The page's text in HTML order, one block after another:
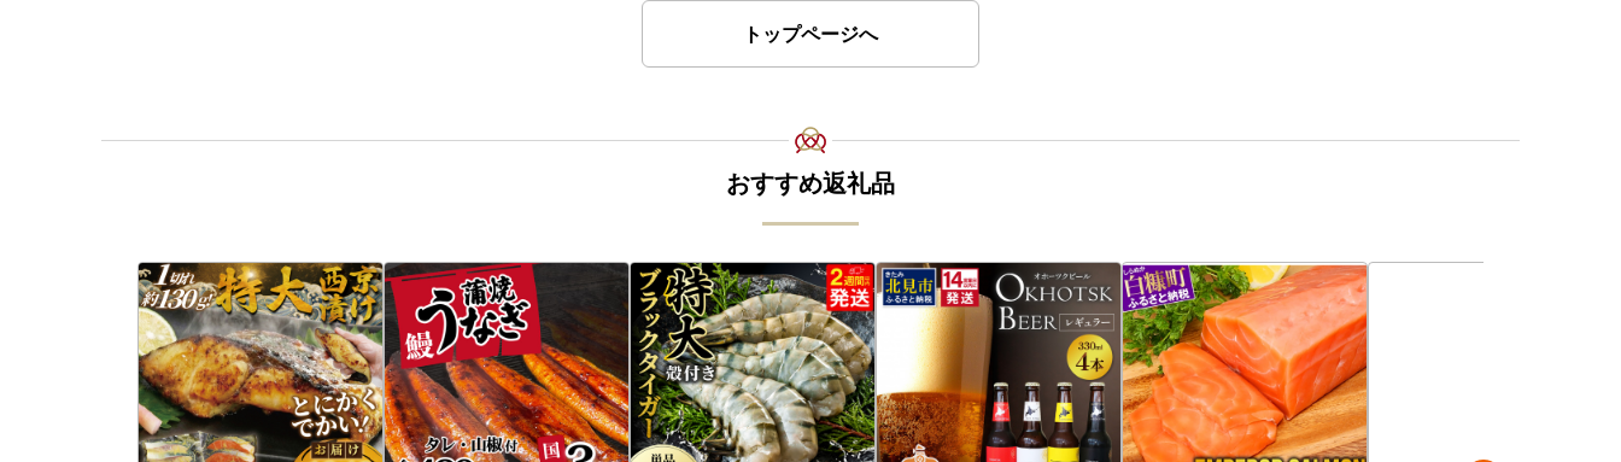
トップページへ
おすすめ返礼品